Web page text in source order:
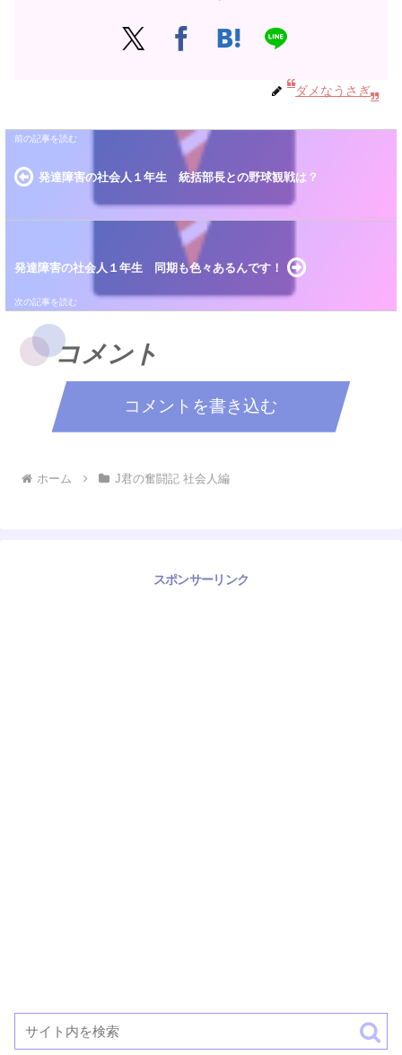
ダメなうさぎ
発達障害の社会人１年生 統括部長との野球観戦は？
発達障害の社会人１年生 同期も色々あるんです！
コメント
コメントを書き込む
ホーム J君の奮闘記 社会人編
スポンサーリンク